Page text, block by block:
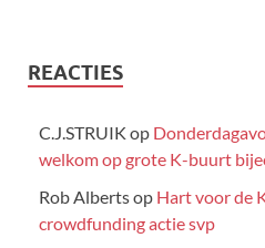
REACTIES
C.J.STRUIK op
welkom op grote K-buurt
Rob Albertsop Hart voor de
crowdfunding actie svp